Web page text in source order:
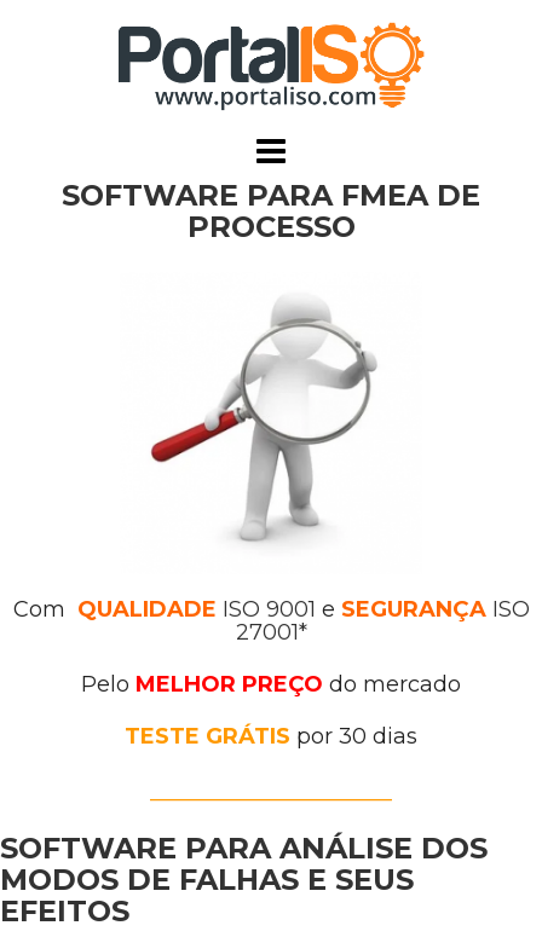
SOFTWARE PARA FMEA DE
PROCESSO
Com QUALIDADE ISO 9001 e SEGURANÇA ISO
27001*
Pelo MELHOR PREÇO do mercado
TESTE GRÁTIS por 30 dias
SOFTWARE PARA ANÁLISE DOS
MODOS DE FALHAS E SEUS
EFEITOS